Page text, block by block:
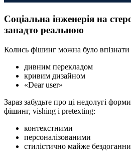
Соціальна інженерія на
занадто реальною
Колись фішинг можна було впізнати
дивним перекладом
кривим дизайном
«Dear user»
Зараз забудьте про ці недолугі
фішинг, vishing і pretexting:
контекстними
персоналізованими
стилістично майже